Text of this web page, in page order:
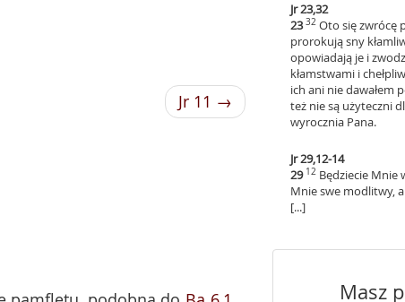
Jr 11 →
Jr 23,32
2332 Oto się zwrócę
prorokują sny
opowiadają je i
kłamstwami i
ich ani nie dawałem
też nie są użyteczni
wyrocznia Pana.
Jr 29,12-14
2912 Będziecie Mnie
Mnie swe modlitwy, a
[...]
Masz